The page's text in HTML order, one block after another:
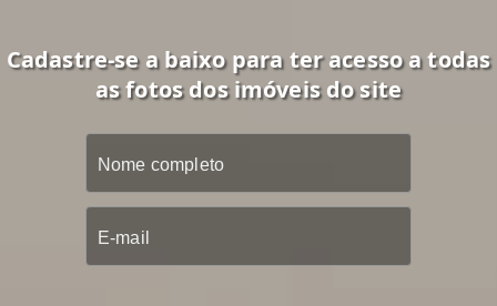
Cadastre-se a baixo para ter acesso a todas
as fotos dos imóveis do site